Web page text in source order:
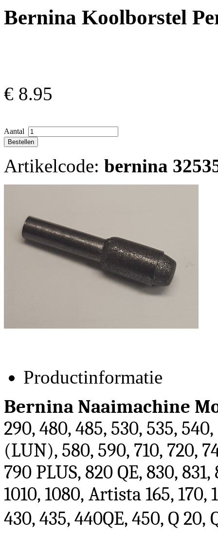
Bernina Koolborstel
€ 8.95
Aantal
Artikelcode: bernina
Productinformatie
Bernina Naaimachine
290, 480, 485, 530, 535,
(LUN), 580, 590, 710, 720,
790 PLUS, 820 QE, 830,
1010, 1080, Artista 165, 170,
430, 435, 440QE, 450, Q 20,